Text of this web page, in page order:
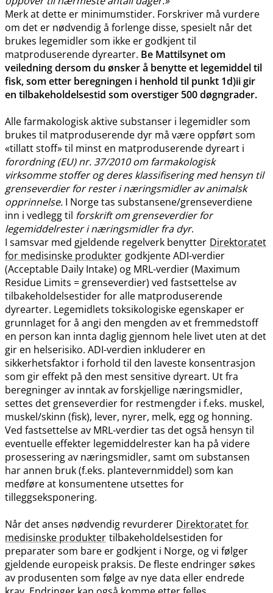
Merk at dette er minimumstider. Forskriver må vurdere
om det er nødvendig å forlenge disse, spesielt når det
brukes legemidler som ikke er godkjent til
matproduserende dyrearter. Be Mattilsynet om
veiledning dersom du ønsker å benytte et legemiddel til
fisk, som etter beregningen i henhold til punkt 1d)ii gir
en tilbakeholdelsestid som overstiger 500 døgngrader.
Alle farmakologisk aktive substanser i legemidler som
brukes til matproduserende dyr må være oppført som
«tillatt stoff» til minst en matproduserende dyreart i
forordning (EU) nr. 37/2010 om farmakologisk
virksomme stoffer og deres klassifisering med hensyn til
grenseverdier for rester i næringsmidler av animalsk
opprinnelse. I Norge tas substansene​/​grenseverdiene
inn i vedlegg til forskrift om grenseverdier for
legemiddelrester i næringsmidler fra dyr.
I samsvar med gjeldende regelverk benytter Direktoratet
for medisinske produkter godkjente ADI-verdier
(Acceptable Daily Intake) og MRL-verdier (Maximum
Residue Limits = grenseverdier) ved fastsettelse av
tilbakeholdelsestider for alle matproduserende
dyrearter. Legemidlets toksikologiske egenskaper er
grunnlaget for å angi den mengden av et fremmedstoff
en person kan innta daglig gjennom hele livet uten at det
gir en helserisiko. ADI-verdien inkluderer en
sikkerhetsfaktor i forhold til den laveste konsentrasjon
som gir effekt på den mest sensitive dyreart. Ut fra
beregninger av inntak av forskjellige næringsmidler,
settes det grenseverdier for restmengder i f.eks. muskel,
muskel​/​skinn (fisk), lever, nyrer, melk, egg og honning.
Ved fastsettelse av MRL-verdier tas det også hensyn til
eventuelle effekter legemiddelrester kan ha på videre
prosessering av næringsmidler, samt om substansen
har annen bruk (f.eks. plantevernmiddel) som kan
medføre at konsumentene utsettes for
tilleggseksponering.
Når det anses nødvendig revurderer Direktoratet for
medisinske produkter tilbakeholdelsestiden for
preparater som bare er godkjent i Norge, og vi følger
gjeldende europeisk praksis. De fleste endringer søkes
av produsenten som følge av nye data eller endrede